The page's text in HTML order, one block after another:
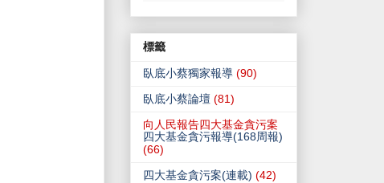
標籤
臥底小蔡獨家報導 (90)
臥底小蔡論壇 (81)
向人民報告四大基金貪污案
四大基金貪污報導(168周報)
(66)
四大基金貪污案(連載) (42)